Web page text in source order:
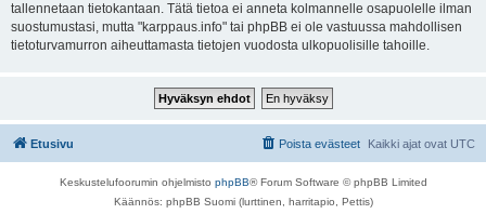
tallennetaan tietokantaan. Tätä tietoa ei anneta kolmannelle osapuolelle ilman
suostumustasi, mutta "karppaus.info" tai phpBB ei ole vastuussa mahdollisen
tietoturvamurron aiheuttamasta tietojen vuodosta ulkopuolisille tahoille.
Etusivu Kaikki ajat ovat UTC
Poista evästeet
Keskustelufoorumin ohjelmisto phpBB® Forum Software © phpBB Limited
Käännös: phpBB Suomi (lurttinen, harritapio, Pettis)